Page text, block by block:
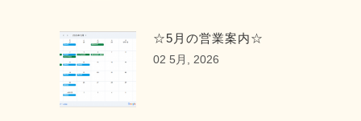
☆5月の営業案内☆
02 5月, 2026